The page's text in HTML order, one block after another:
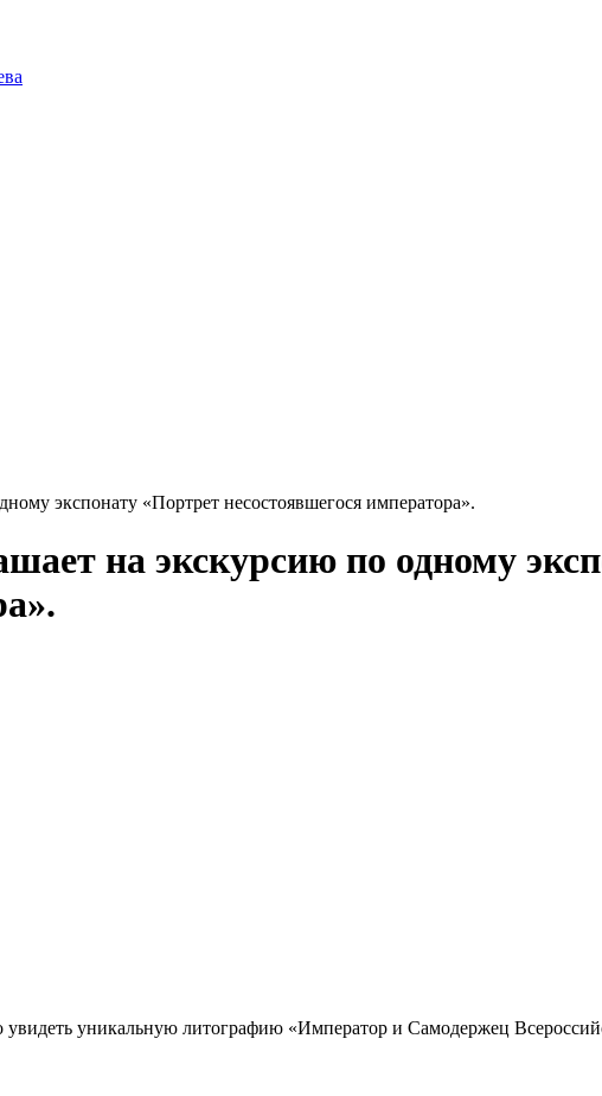
экспонату «Портрет несостоявшегося императора».
на экскурсию по одному
уникальную литографию «Император и Самодержец